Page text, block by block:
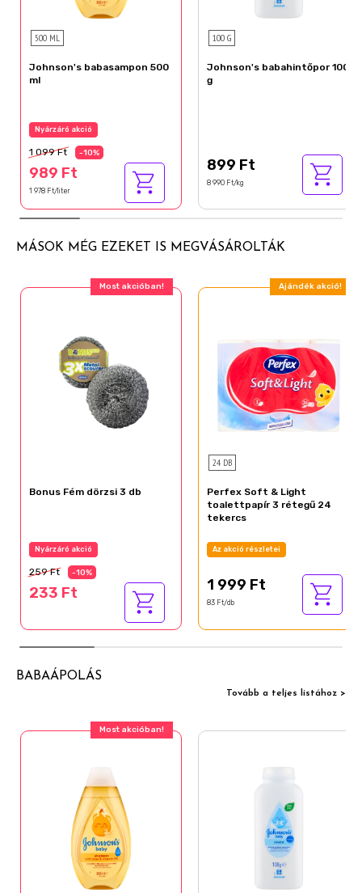
Tocopherol
Hydrogenated Palm Glycerides Citrate
500 ML
Johnson's babasampon 500
ml
Nyárzáró akció
1 099 Ft -10%
989 Ft
1 978 Ft/liter
100 G
Johnson's babahintőpor 100
g
899 Ft
8 990 Ft/kg
MÁSOK MÉG EZEKET IS MEGVÁSÁROLTÁK
Most akcióban!
Bonus Fém dörzsi 3 db
Nyárzáró akció
259 Ft -10%
233 Ft
Ajándék akció!
24 DB
Perfex Soft & Light
toalettpapír 3 rétegű 24
tekercs
Az akció részletei
1 999 Ft
83 Ft/db
BABAÁPOLÁS
Tovább a teljes listához >
Most akcióban!